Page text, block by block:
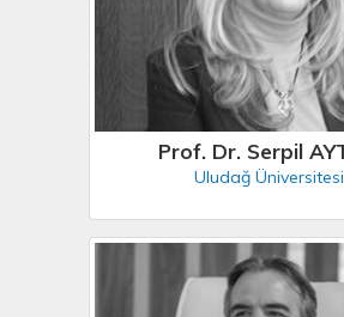
Prof. Dr. Serpil
Uludağ Üniversitesi